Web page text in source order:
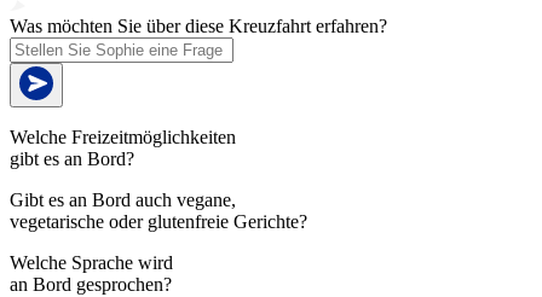
Was möchten Sie über diese Kreuzfahrt erfahren?
Welche Freizeitmöglichkeiten
gibt es an Bord?
Gibt es an Bord auch vegane,
vegetarische oder glutenfreie Gerichte?
Welche Sprache wird
an Bord gesprochen?